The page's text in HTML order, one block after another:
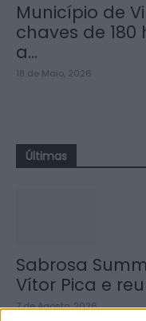
Município de
chaves de
a...
18 de Maio, 2026
Últimas
Sabrosa
Vítor Pica e
7 de Agosto, 2026